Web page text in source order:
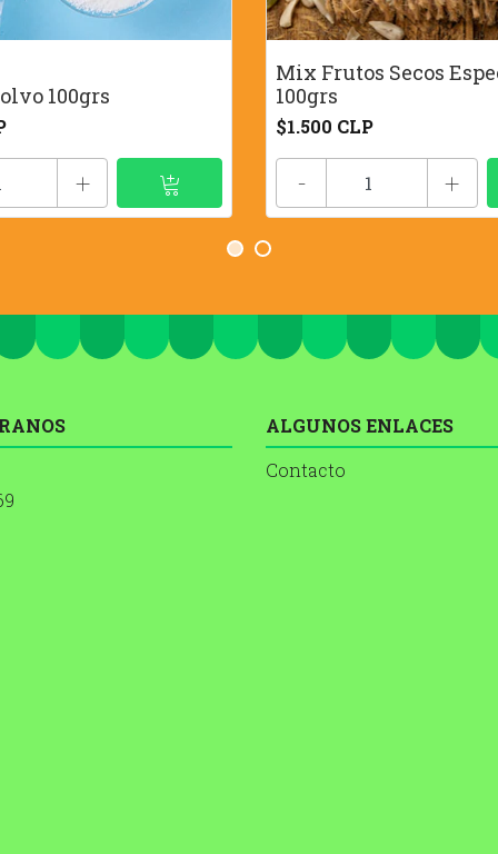
100grs
+
Mix Frutos Secos
100grs
$1.500 CLP
- +
ALGUNOS ENLACES
Contacto